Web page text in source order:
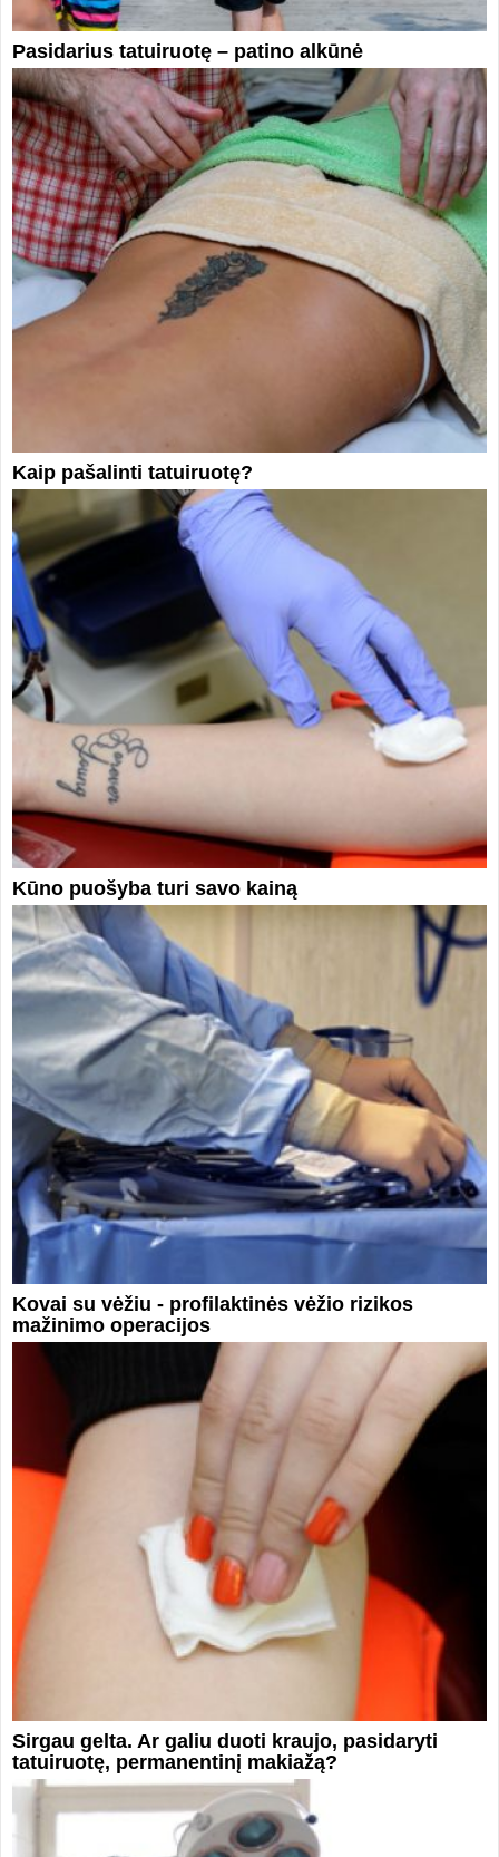
Pasidarius tatuiruotę – patino alkūnė
Kaip pašalinti tatuiruotę?
Kūno puošyba turi savo kainą
Kovai su vėžiu - profilaktinės vėžio rizikos
mažinimo operacijos
Sirgau gelta. Ar galiu duoti kraujo, pasidaryti
tatuiruotę, permanentinį makiažą?